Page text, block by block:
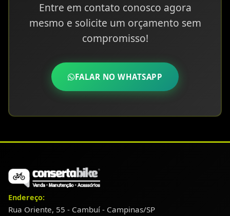
Entre em contato conosco agora
mesmo e solicite um orçamento sem
compromisso!
FALAR NO WHATSAPP
Endereço:
Rua Oriente, 55 - Cambuí - Campinas/SP